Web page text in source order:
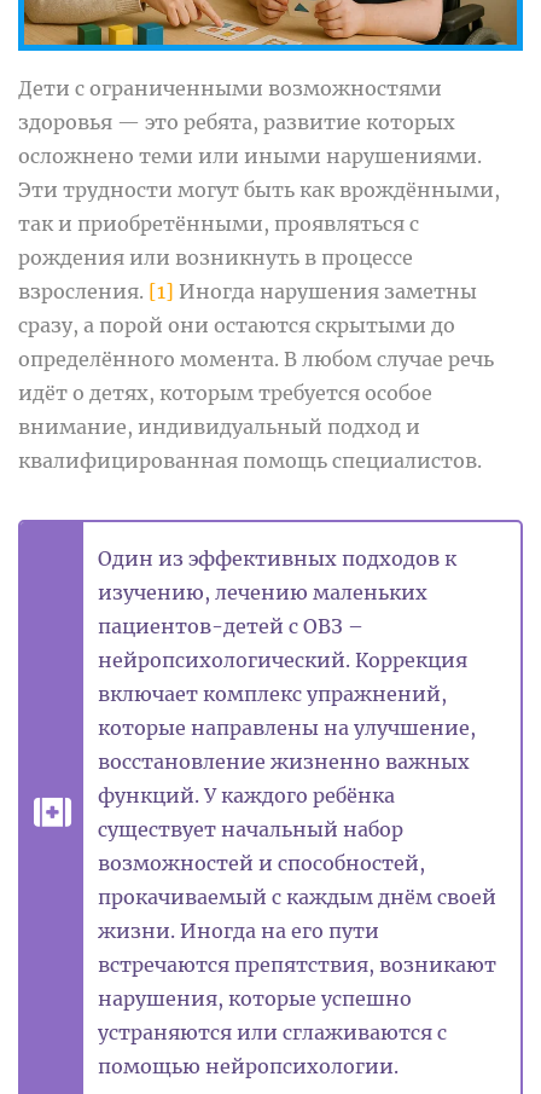
Дети с ограниченными возможностями
здоровья — это ребята, развитие которых
осложнено теми или иными нарушениями.
Эти трудности могут быть как врождёнными,
так и приобретёнными, проявляться с
рождения или возникнуть в процессе
взросления. [1] Иногда нарушения заметны
сразу, а порой они остаются скрытыми до
определённого момента. В любом случае речь
идёт о детях, которым требуется особое
внимание, индивидуальный подход и
квалифицированная помощь специалистов.
Один из эффективных подходов к
изучению, лечению маленьких
пациентов-детей с ОВЗ –
нейропсихологический. Коррекция
включает комплекс упражнений,
которые направлены на улучшение,
восстановление жизненно важных
функций. У каждого ребёнка
существует начальный набор
возможностей и способностей,
прокачиваемый с каждым днём своей
жизни. Иногда на его пути
встречаются препятствия, возникают
нарушения, которые успешно
устраняются или сглаживаются с
помощью нейропсихологии.